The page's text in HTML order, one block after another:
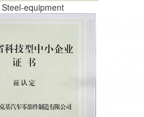
Steel-equipment